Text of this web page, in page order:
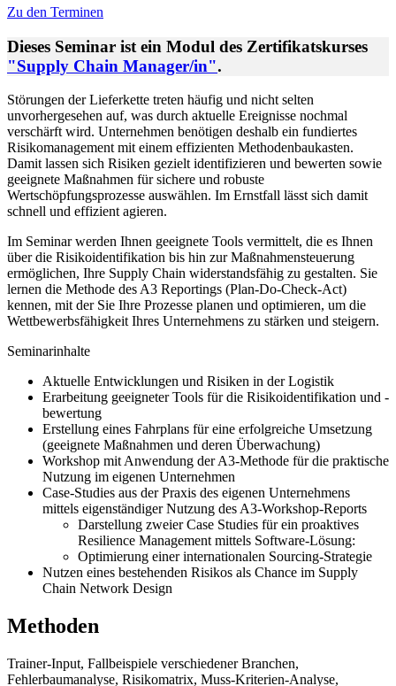
Zu den Terminen
Dieses Seminar ist ein Modul des Zertifikatskurses
"Supply Chain Manager/in".
Störungen der Lieferkette treten häufig und nicht selten
unvorhergesehen auf, was durch aktuelle Ereignisse nochmal
verschärft wird. Unternehmen benötigen deshalb ein fundiertes
Risikomanagement mit einem effizienten Methodenbaukasten.
Damit lassen sich Risiken gezielt identifizieren und bewerten sowie
geeignete Maßnahmen für sichere und robuste
Wertschöpfungsprozesse auswählen. Im Ernstfall lässt sich damit
schnell und effizient agieren.
Im Seminar werden Ihnen geeignete Tools vermittelt, die es Ihnen
über die Risikoidentifikation bis hin zur Maßnahmensteuerung
ermöglichen, Ihre Supply Chain widerstandsfähig zu gestalten. Sie
lernen die Methode des A3 Reportings (Plan-Do-Check-Act)
kennen, mit der Sie Ihre Prozesse planen und optimieren, um die
Wettbewerbsfähigkeit Ihres Unternehmens zu stärken und steigern.
Seminarinhalte
Aktuelle Entwicklungen und Risiken in der Logistik
Erarbeitung geeigneter Tools für die Risikoidentifikation und -
bewertung
Erstellung eines Fahrplans für eine erfolgreiche Umsetzung
(geeignete Maßnahmen und deren Überwachung)
Workshop mit Anwendung der A3-Methode für die praktische
Nutzung im eigenen Unternehmen
Case-Studies aus der Praxis des eigenen Unternehmens
mittels eigenständiger Nutzung des A3-Workshop-Reports
Darstellung zweier Case Studies für ein proaktives
Resilience Management mittels Software-Lösung:
Optimierung einer internationalen Sourcing-Strategie
Nutzen eines bestehenden Risikos als Chance im Supply
Chain Network Design
Methoden
Trainer-Input, Fallbeispiele verschiedener Branchen,
Fehlerbaumanalyse, Risikomatrix, Muss-Kriterien-Analyse,